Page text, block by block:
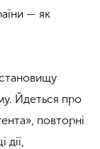
— як
Йдеться про
повторні
дії,